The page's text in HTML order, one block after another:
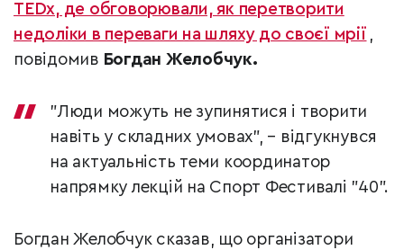
TEDx, де обговорювали, як перетворити
недоліки в переваги на шляху до своєї мрії ,
повідомив Богдан Желобчук.
"Люди можуть не зупинятися і творити
навіть у складних умовах", – відгукнувся
на актуальність теми координатор
напрямку лекцій на Спорт Фестивалі "40".
Богдан Желобчук сказав, що організатори